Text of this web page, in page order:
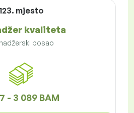
123. mjesto
kvaliteta
posao
- 3 089 BAM